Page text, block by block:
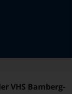
VHS Bamberg-